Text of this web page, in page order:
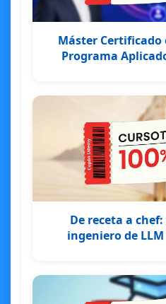
Máster Certificado
Programa
De receta a
ingeniero de